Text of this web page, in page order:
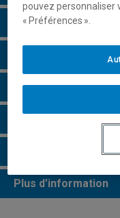
Particularités
Perspectives
Champs de
Faire une demande
Plus d'information
pouvez personnaliser
« Préférences ».